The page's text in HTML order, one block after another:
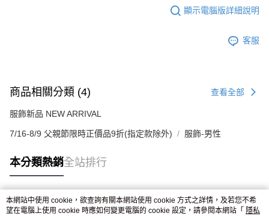
顯示電腦版詳細說明
客服
商品相關分類 (4) 查看全部
服飾新品 NEW ARRIVAL
7/16-8/9 父親節限時正價品9折(指定款除外) 服飾-男性
本分類熱銷全站排行
熱門標籤
本網站中使用 cookie，欲查詢有關本網站使用 cookie 方式之詳情，及若您不希
望在電腦上使用 cookie 時應如何變更電腦的 cookie 設定，請參閱本網站「 隱私